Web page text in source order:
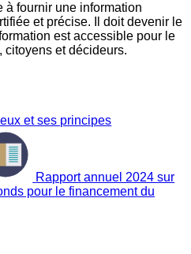
à fournir une information
et précise. Il doit devenir le
est accessible pour le
citoyens et décideurs.
et ses principes
Rapport annuel 2024 sur
pour le financement du